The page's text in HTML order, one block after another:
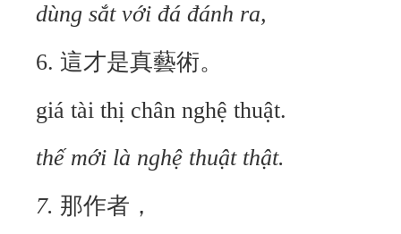
dùng sắt với đá đánh ra,
6. 這才是真藝術。
giá tài thị chân nghệ thuật.
thế mới là nghệ thuật thật.
7. 那作者，